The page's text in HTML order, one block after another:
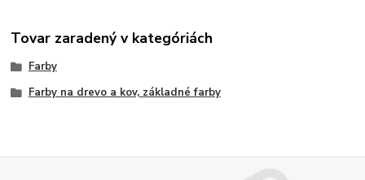
Tovar zaradený v kategóriách
Farby
Farby na drevo a kov, základné farby